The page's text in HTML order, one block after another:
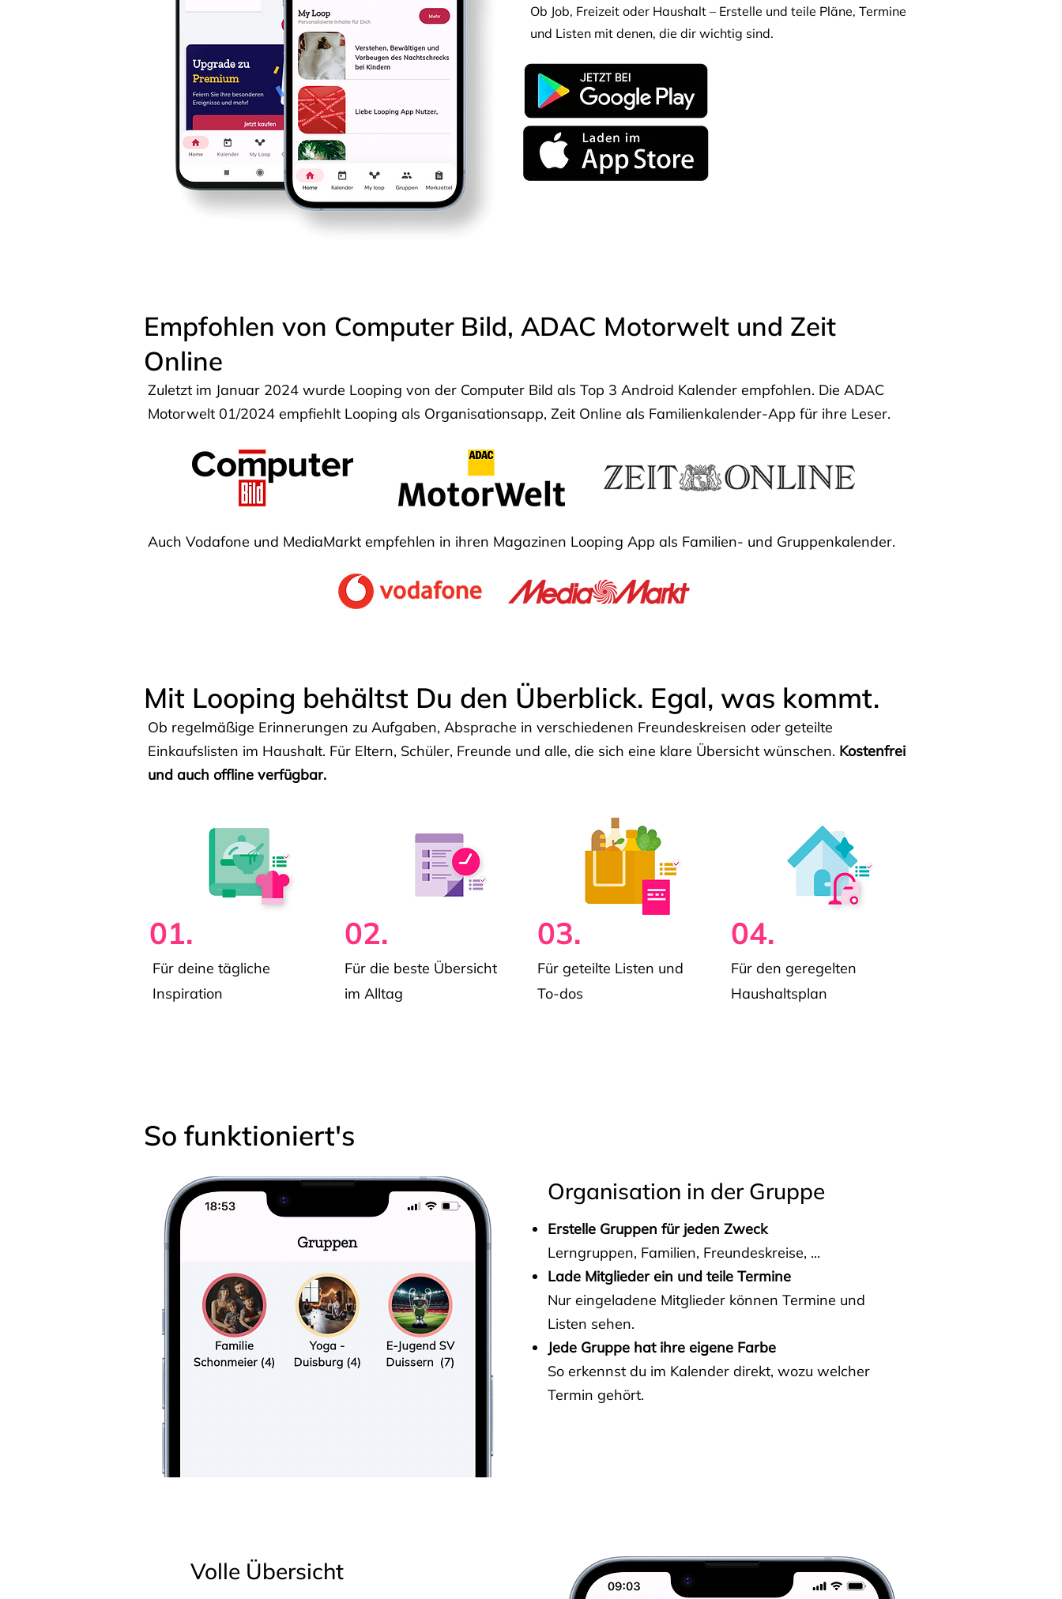
Ob Job, Freizeit oder Haushalt – Erstelle und teile Pläne, Termine
und Listen mit denen, die dir wichtig sind.
Empfohlen von Computer Bild, ADAC Motorwelt und Zeit
Online
Zuletzt im Januar 2024 wurde Looping von der Computer Bild als Top 3 Android Kalender empfohlen. Die ADAC
Motorwelt 01/2024 empfiehlt Looping als Organisationsapp, Zeit Online als Familienkalender-App für ihre Leser.
Auch Vodafone und MediaMarkt empfehlen in ihren Magazinen Looping App als Familien- und Gruppenkalender.
Mit Looping behältst Du den Überblick. Egal, was kommt.
Ob regelmäßige Erinnerungen zu Aufgaben, Absprache in verschiedenen Freundeskreisen oder geteilte
Einkaufslisten im Haushalt. Für Eltern, Schüler, Freunde und alle, die sich eine klare Übersicht wünschen. Kostenfrei
und auch offline verfügbar.
01.
Für deine tägliche
Inspiration
02.
Für die beste Übersicht
im Alltag
03.
Für geteilte Listen und
To-dos
04.
Für den geregelten
Haushaltsplan
So funktioniert's
Organisation in der Gruppe
Erstelle Gruppen für jeden Zweck
Lerngruppen, Familien, Freundeskreise, ...
Lade Mitglieder ein und teile Termine
Nur eingeladene Mitglieder können Termine und
Listen sehen.
Jede Gruppe hat ihre eigene Farbe
So erkennst du im Kalender direkt, wozu welcher
Termin gehört.
Volle Übersicht